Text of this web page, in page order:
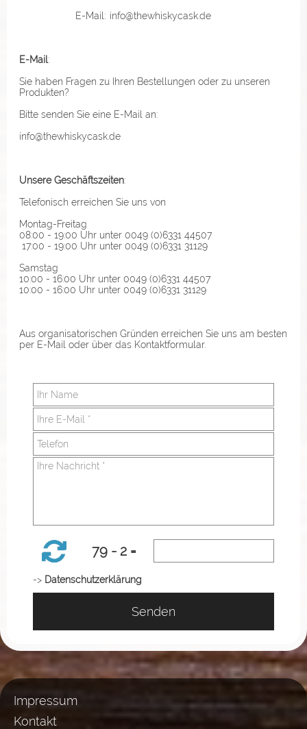
E-Mail: info@thewhiskycask.de
E-Mail:
Sie haben Fragen zu Ihren Bestellungen oder zu unseren
Produkten?
Bitte senden Sie eine E-Mail an:
info@thewhiskycask.de
Unsere Geschäftszeiten:
Telefonisch erreichen Sie uns von
Montag-Freitag
08:00 - 19:00 Uhr unter 0049 (0)6331 44507
17:00 - 19:00 Uhr unter 0049 (0)6331 31129
Samstag
10:00 - 16:00 Uhr unter 0049 (0)6331 44507
10:00 - 16:00 Uhr unter 0049 (0)6331 31129
Aus organisatorischen Gründen erreichen Sie uns am besten
per E-Mail oder über das Kontaktformular.
79 - 2 =
-> Datenschutzerklärung
Senden
Impressum
Kontakt